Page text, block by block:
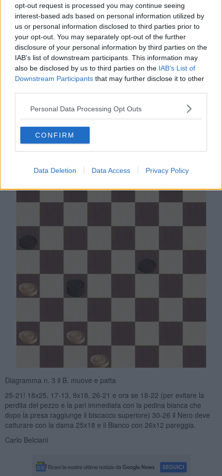
opt-out request is processed you may continue seeing
interest-based ads based on personal information utilized by
us or personal information disclosed to third parties prior to
your opt-out. You may separately opt-out of the further
disclosure of your personal information by third parties on the
IAB’s list of downstream participants. This information may
also be disclosed by us to third parties on the IAB’s List of
Downstream Participants that may further disclose it to other
Personal Data Processing Opt Outs
CONFIRM
Data Deletion Data Access Privacy Policy
Diagramma n.2 ilB. muove e vince
22-18, 31-28, 30-27, 28-24, 16-12 ! 8x15, 27-23 il Bianco riprende
il pezzo e vince per I posizione con accorta manovra (24-28,
23x32, 15-19, 32-28, 19-22, 28-23, 22-26 23-19, 26-29, 19-22!, 29-
25, 22-26, 25-29, 26-21, 29-25, 21-17, 25-29, 18-14 e il Nero non
riesce a raggiungere il biscacco 4/8).
Finale di F. Arcelli
Diagramma n. 3 il B. muove e patta
25-21! 18x25, 17-13, 9x18, 26-21 e ora se 18-22 (per evitare la
perdita del pezzo e la pari immediata con la pedina bianca che
dopo la presa raggiunge il biscacco superiore) 30-26 il Nero deve
catturare con la dama 25x18 e il Bianco con 26x12 pareggia.
Carlo Belciani